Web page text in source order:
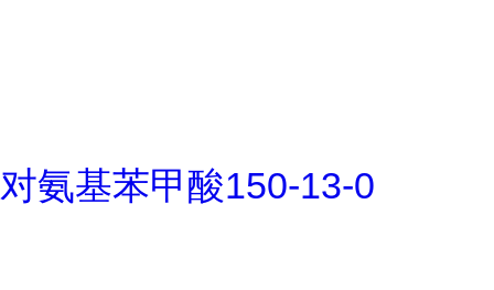
对氨基苯甲酸150-13-0